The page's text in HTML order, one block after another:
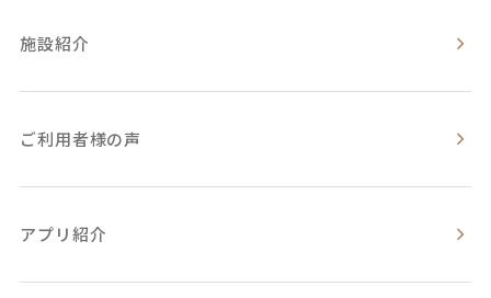
施設紹介
ご利用者様の声
アプリ紹介